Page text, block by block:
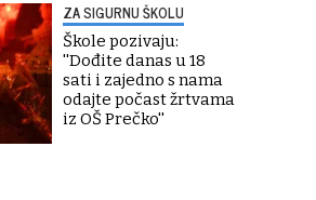
ZA SIGURNU ŠKOLU
Škole pozivaju:
''Dođite danas u 18
sati i zajedno s nama
odajte počast žrtvama
iz OŠ Prečko''